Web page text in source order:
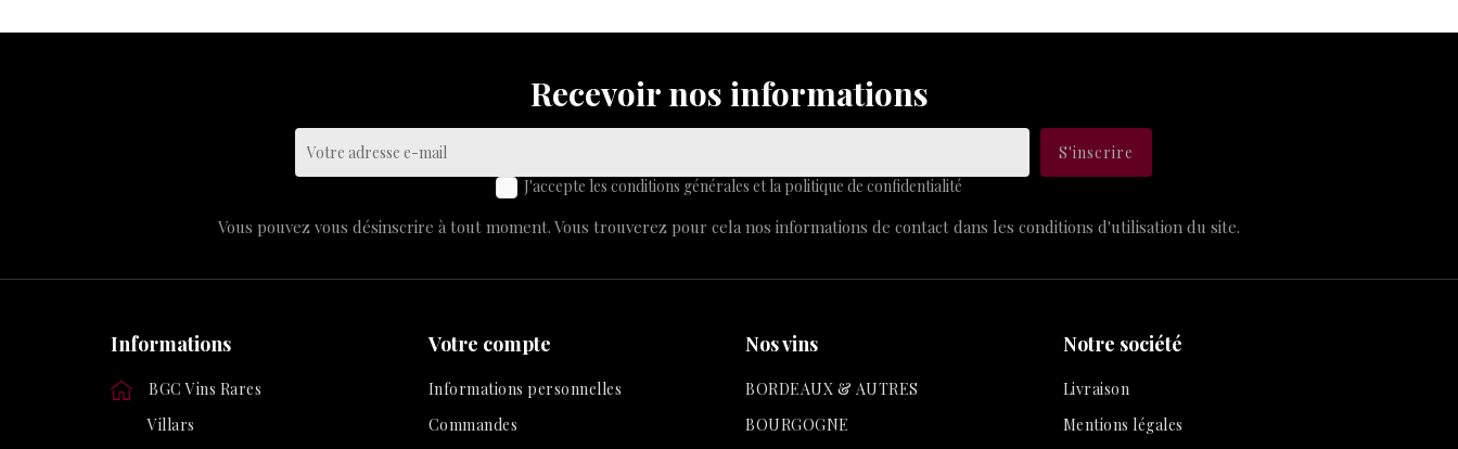
Recevoir nos informations
J'accepte les conditions générales et la politique de confidentialité
Vous pouvez vous désinscrire à tout moment. Vous trouverez pour cela nos informations de contact dans les conditions d'utilisation du site.
Informations
BGC Vins Rares
Villars
Votre compte
Informations personnelles
Commandes
Nos vins
BORDEAUX & AUTRES
BOURGOGNE
Notre société
Livraison
Mentions légales